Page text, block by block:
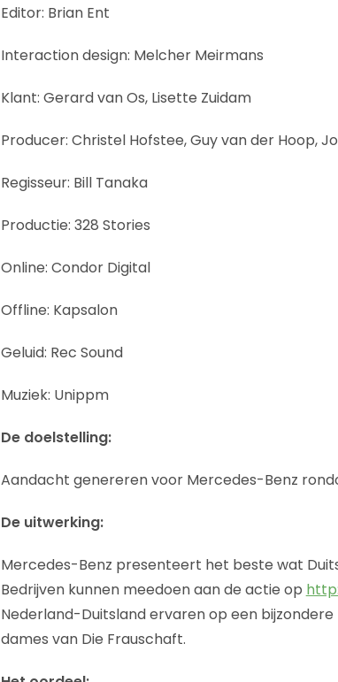
Editor: Brian Ent
Interaction design: Melcher Meirmans
Klant: Gerard van Os, Lisette Zuidam
Producer: Christel Hofstee, Guy van der Hoop,
Regisseur: Bill Tanaka
Productie: 328 Stories
Online: Condor Digital
Offline: Kapsalon
Geluid: Rec Sound
Muziek: Unippm
De doelstelling:
Aandacht genereren voor Mercedes-Benz
De uitwerking:
Mercedes-Benz presenteert het beste wat
Bedrijven kunnen meedoen aan de actie op
Nederland-Duitsland ervaren op een
dames van Die Frauschaft.